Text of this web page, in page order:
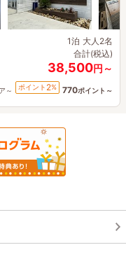
1泊 大人2名
合計(税込)
38,500円～
～ ポイント 2% 770ポイント～